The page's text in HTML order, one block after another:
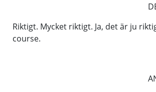
Riktigt. Mycket riktigt. Ja, det är ju
course.